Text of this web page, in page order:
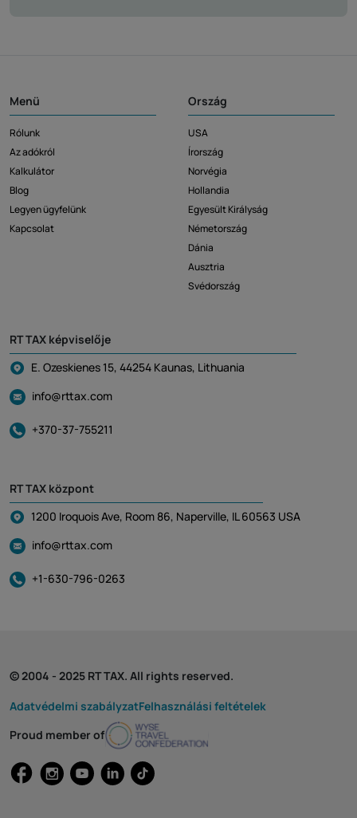
Menü
Rólunk
Az adókról
Kalkulátor
Blog
Legyen ügyfelünk
Kapcsolat
Ország
USA
Írország
Norvégia
Hollandia
Egyesült Királyság
Németország
Dánia
Ausztria
Svédország
RT TAX képviselője
E. Ozeskienes 15, 44254 Kaunas, Lithuania
info@rttax.com
+370-37-755211
RT TAX központ
1200 Iroquois Ave, Room 86, Naperville, IL 60563 USA
info@rttax.com
+1-630-796-0263
© 2004 - 2025 RT TAX. All rights reserved.
Adatvédelmi szabályzatFelhasználási feltételek
Proud member of